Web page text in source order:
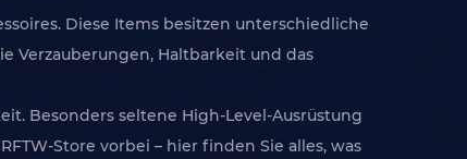
Diese Items besitzen unterschiedliche
Verzauberungen, Haltbarkeit und das
Besonders seltene High-Level-Ausrüstung
Store vorbei – hier finden Sie alles, was